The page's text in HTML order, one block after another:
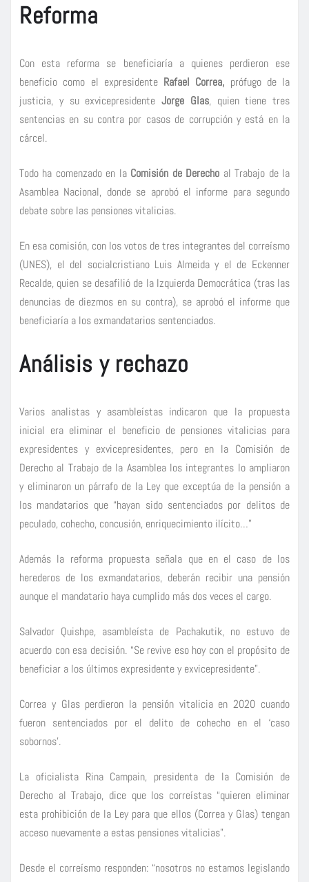
Reforma
Con esta reforma se beneficiaría a quienes perdieron ese
beneficio como el expresidente Rafael Correa, prófugo de la
justicia, y su exvicepresidente Jorge Glas, quien tiene tres
sentencias en su contra por casos de corrupción y está en la
cárcel.
Todo ha comenzado en la Comisión de Derecho al Trabajo de la
Asamblea Nacional, donde se aprobó el informe para segundo
debate sobre las pensiones vitalicias.
En esa comisión, con los votos de tres integrantes del correísmo
(UNES), el del socialcristiano Luis Almeida y el de Eckenner
Recalde, quien se desafilió de la Izquierda Democrática (tras las
denuncias de diezmos en su contra), se aprobó el informe que
beneficiaría a los exmandatarios sentenciados.
Análisis y rechazo
Varios analistas y asambleístas indicaron que la propuesta
inicial era eliminar el beneficio de pensiones vitalicias para
expresidentes y exvicepresidentes, pero en la Comisión de
Derecho al Trabajo de la Asamblea los integrantes lo ampliaron
y eliminaron un párrafo de la Ley que exceptúa de la pensión a
los mandatarios que “hayan sido sentenciados por delitos de
peculado, cohecho, concusión, enriquecimiento ilícito…”
Además la reforma propuesta señala que en el caso de los
herederos de los exmandatarios, deberán recibir una pensión
aunque el mandatario haya cumplido más dos veces el cargo.
Salvador Quishpe, asambleísta de Pachakutik, no estuvo de
acuerdo con esa decisión. “Se revive eso hoy con el propósito de
beneficiar a los últimos expresidente y exvicepresidente”.
Correa y Glas perdieron la pensión vitalicia en 2020 cuando
fueron sentenciados por el delito de cohecho en el ‘caso
sobornos’.
La oficialista Rina Campain, presidenta de la Comisión de
Derecho al Trabajo, dice que los correístas “quieren eliminar
esta prohibición de la Ley para que ellos (Correa y Glas) tengan
acceso nuevamente a estas pensiones vitalicias”.
Desde el correísmo responden: “nosotros no estamos legislando